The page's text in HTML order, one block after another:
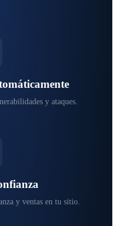
y ataques.
y ventas en tu sitio.